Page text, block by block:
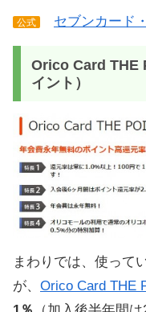
公式 セブンカード
Orico Card THE
イント）
まわりでは、使って
が、 Orico Card THE